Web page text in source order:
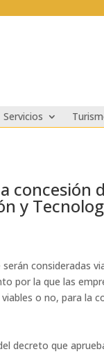
Servicios
concesión
y
consideradas
por la que las
o no, para la
decreto que